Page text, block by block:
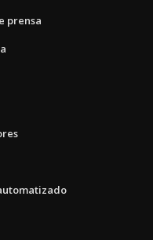
prensa